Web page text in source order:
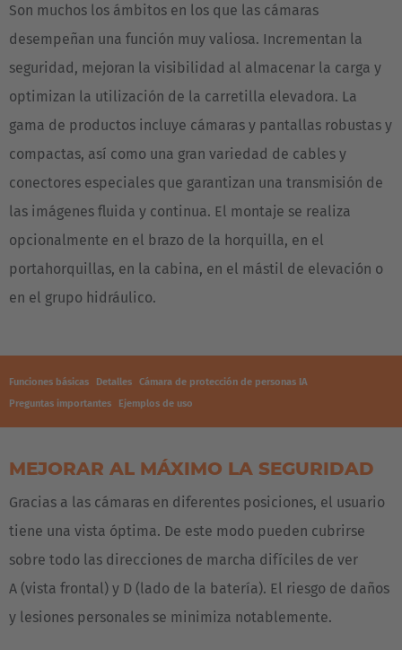
Son muchos los ámbitos en los que las cámaras
desempeñan una función muy valiosa. Incrementan la
seguridad, mejoran la visibilidad al almacenar la carga y
optimizan la utilización de la carretilla elevadora. La
gama de productos incluye cámaras y pantallas robustas y
compactas, así como una gran variedad de cables y
conectores especiales que garantizan una transmisión de
las imágenes fluida y continua. El montaje se realiza
opcionalmente en el brazo de la horquilla, en el
portahorquillas, en la cabina, en el mástil de elevación o
en el grupo hidráulico.
Funciones básicas Detalles
Cámara de protección de personas IA
Preguntas importantes
Ejemplos de uso
MEJORAR AL MÁXIMO LA SEGURIDAD
Gracias a las cámaras en diferentes posiciones, el usuario
tiene una vista óptima. De este modo pueden cubrirse
sobre todo las direcciones de marcha difíciles de ver
A (vista frontal) y D (lado de la batería). El riesgo de daños
y lesiones personales se minimiza notablemente.